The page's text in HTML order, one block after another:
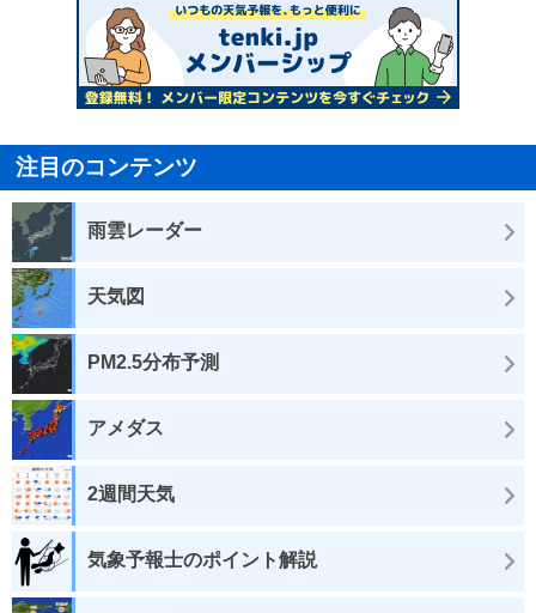
注目のコンテンツ
雨雲レーダー
天気図
PM2.5分布予測
アメダス
2週間天気
気象予報士のポイント解説